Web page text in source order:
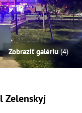
Zobraziť galériu(4)
Zelenskyj